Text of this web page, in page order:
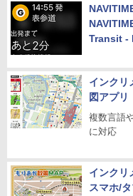
Transit -
インクリ
図アプリ
複数言語
に対応
インクリ
スマホ/